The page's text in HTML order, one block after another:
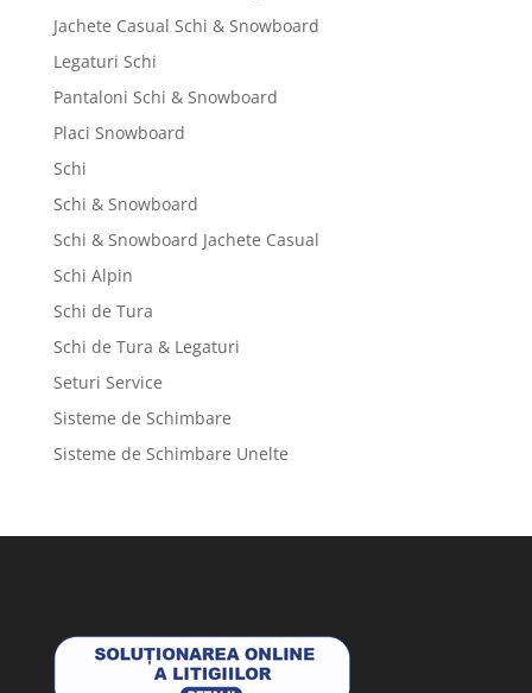
Jachete Casual Schi & Snowboard
Legaturi Schi
Pantaloni Schi & Snowboard
Placi Snowboard
Schi
Schi & Snowboard
Schi & Snowboard Jachete Casual
Schi Alpin
Schi de Tura
Schi de Tura & Legaturi
Seturi Service
Sisteme de Schimbare
Sisteme de Schimbare Unelte